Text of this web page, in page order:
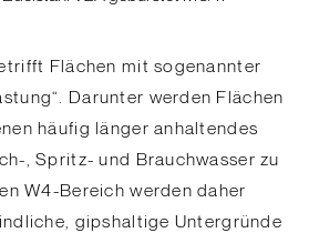
Flächen mit sogenannter
Darunter werden Flächen
häufig länger anhaltendes
, Spritz- und Brauchwasser zu
W4-Bereich werden daher
gipshaltige Untergründe